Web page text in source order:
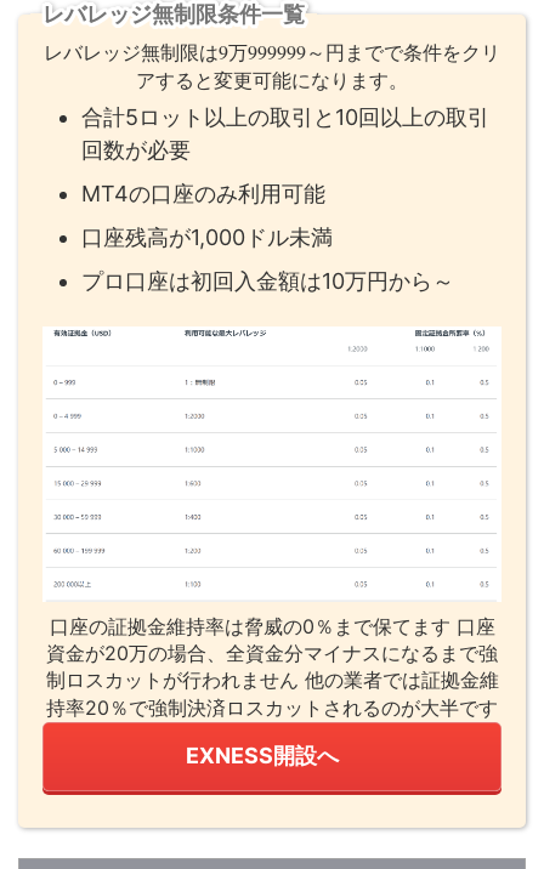
レバレッジ無制限条件一覧
レバレッジ無制限は9万999999～円までで条件をクリ
アすると変更可能になります。
合計5ロット以上の取引と10回以上の取引
回数が必要
MT4の口座のみ利用可能
口座残高が1,000ドル未満
プロ口座は初回入金額は10万円から～
口座の証拠金維持率は脅威の0％まで保てます 口座
資金が20万の場合、全資金分マイナスになるまで強
制ロスカットが行われません 他の業者では証拠金維
持率20％で強制決済ロスカットされるのが大半です
EXNESS開設へ